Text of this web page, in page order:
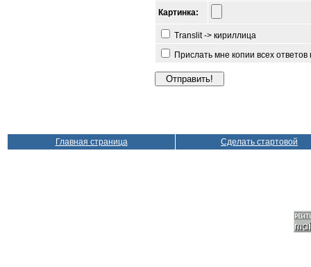
Картинка:
Translit -> кириллица
Прислать мне копии всех
Главная страница Сделать стартовой